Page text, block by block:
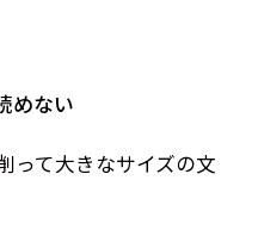
めない
って大きなサイズの文